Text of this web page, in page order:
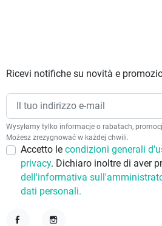
Ricevi notifiche su novità e
Wysyłamy tylko informacje o rabatach,
Możesz zrezygnować w każdej chwili.
Accetto le condizioni generali
privacy. Dichiaro inoltre di aver
dell'informativa
dati personali.